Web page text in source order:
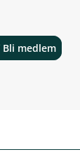
Bli medlem